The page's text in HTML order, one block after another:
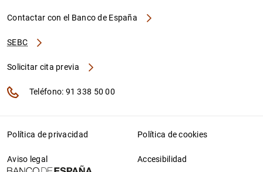
Contactar con el Banco de España
SEBC
Solicitar cita previa
Teléfono: 91 338 50 00
Política de privacidad Política de cookies
Aviso legal Accesibilidad